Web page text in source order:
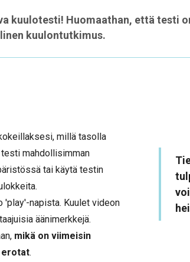
kuulotesti! Huomaathan, että testi
kuulontutkimus.
millä tasolla
mahdollisimman
tai käytä testin
'play'-napista. Kuulet videon
äänimerkkejä.
mikä on viimeisin
erotat.